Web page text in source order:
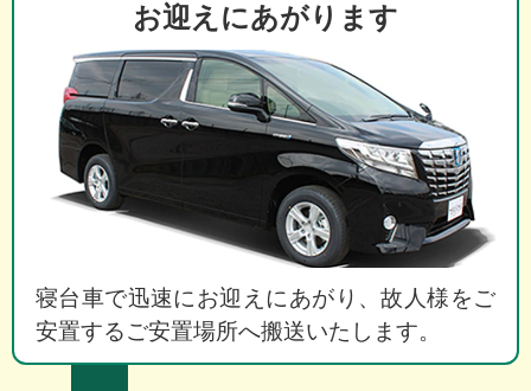
お迎えにあがります
寝台車で迅速にお迎えにあがり、故人様をご
安置するご安置場所へ搬送いたします。